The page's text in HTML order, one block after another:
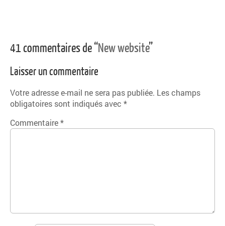
41 commentaires de “New website”
Laisser un commentaire
Votre adresse e-mail ne sera pas publiée. Les champs
obligatoires sont indiqués avec *
Commentaire*